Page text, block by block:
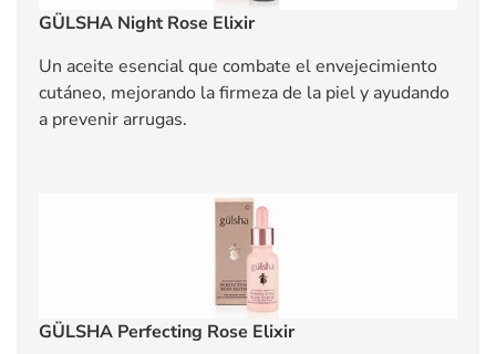
GÜLSHA Night Rose Elixir
Un aceite esencial que combate el envejecimiento
cutáneo, mejorando la firmeza de la piel y ayudando
a prevenir arrugas.
GÜLSHA Perfecting Rose Elixir